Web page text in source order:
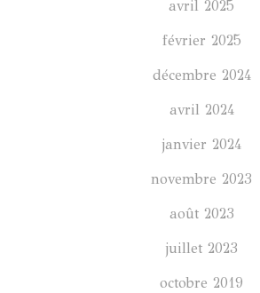
avril 2025
février 2025
décembre 2024
avril 2024
janvier 2024
novembre 2023
août 2023
juillet 2023
octobre 2019